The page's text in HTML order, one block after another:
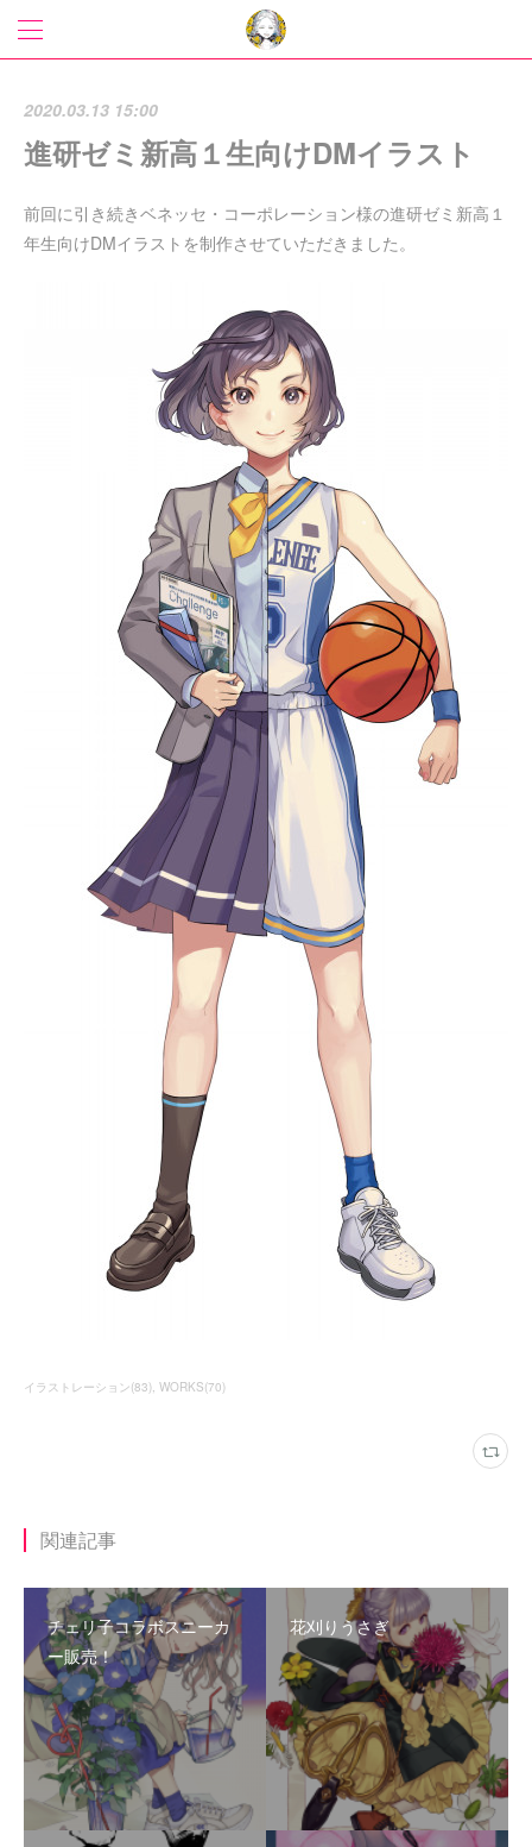
2020.03.13 15:00
進研ゼミ新高１生向けDMイラスト
前回に引き続きベネッセ・コーポレーション様の進研ゼミ新高１
年生向けDMイラストを制作させていただきました。
イラストレーション(83) WORKS(70)
関連記事
チェリ子コラボスニーカ
ー販売！
花刈りうさぎ